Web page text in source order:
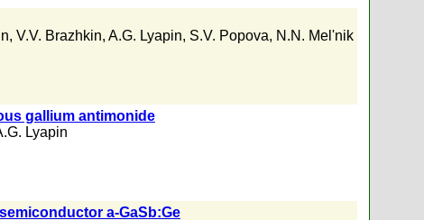
, V.V. Brazhkin, A.G. Lyapin, S.V. Popova, N.N. Mel'nik
gallium antimonide
Lyapin
a-GaSb:Ge